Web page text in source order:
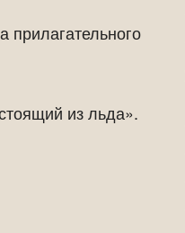
из льда».